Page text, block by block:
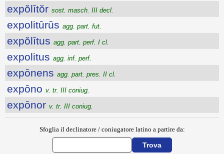
expŏlītŏr sost. masch. III decl.
expolitūrūs agg. part. fut.
expŏlītus agg. part. perf. I cl.
expolitus agg. inf. perf.
expōnens agg. part. pres. II cl.
expōno v. tr. III coniug.
expōnor v. tr. III coniug.
Sfoglia il declinatore / coniugatore latino a partire da: